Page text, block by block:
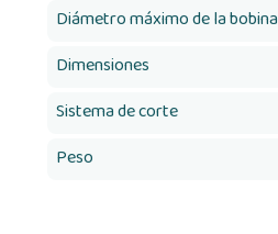
Diámetro máximo de la bobina
Dimensiones
Sistema de corte
Peso